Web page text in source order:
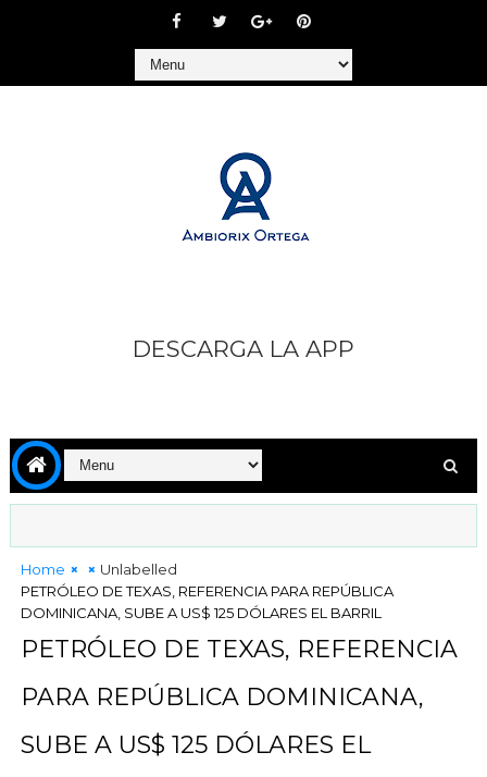
DESCARGA LA APP
Home
Unlabelled
PETRÓLEO DE TEXAS, REFERENCIA PARA REPÚBLICA
DOMINICANA, SUBE A US$ 125 DÓLARES EL BARRIL
PETRÓLEO DE TEXAS, REFERENCIA
PARA REPÚBLICA DOMINICANA,
SUBE A US$ 125 DÓLARES EL